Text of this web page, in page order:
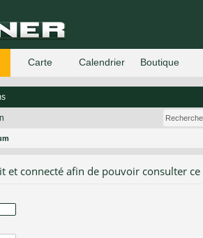
et connecté afin de pouvoir consulter